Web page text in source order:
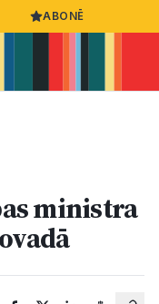
ABONĒ
ministra